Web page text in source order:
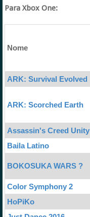
Para Xbox One:
Nome
ARK: Survival Evolved
ARK: Scorched Earth
Assassin's Creed Unity
Baila Latino
BOKOSUKA WARS ?
Color Symphony 2
HoPiKo